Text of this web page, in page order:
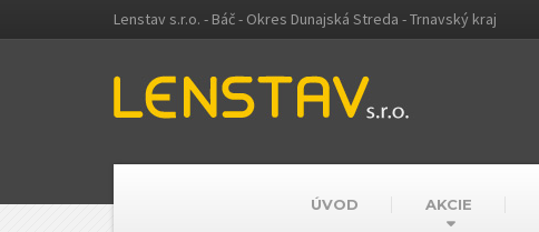
Lenstav s.r.o. - Báč - Okres Dunajská Streda - Trnavský kraj
ÚVOD AKCIE